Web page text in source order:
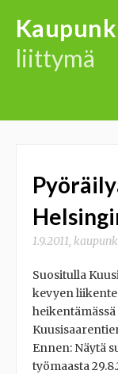
content
liittymä
1.9.2011,
Suositulla
kevyen
Ennen: Näytä
työmaasta